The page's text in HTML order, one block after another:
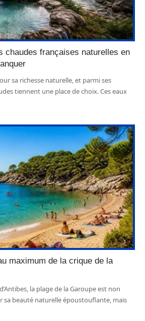
chaudes françaises naturelles en
sa richesse naturelle, et parmi ses
tiennent une place de choix. Ces eaux
maximum de la crique de la
la plage de la Garoupe est non
sa beauté naturelle époustouflante, mais